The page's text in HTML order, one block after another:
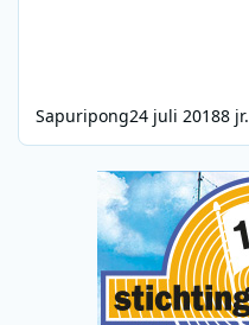
Sapuripong24 juli 20188 jr.